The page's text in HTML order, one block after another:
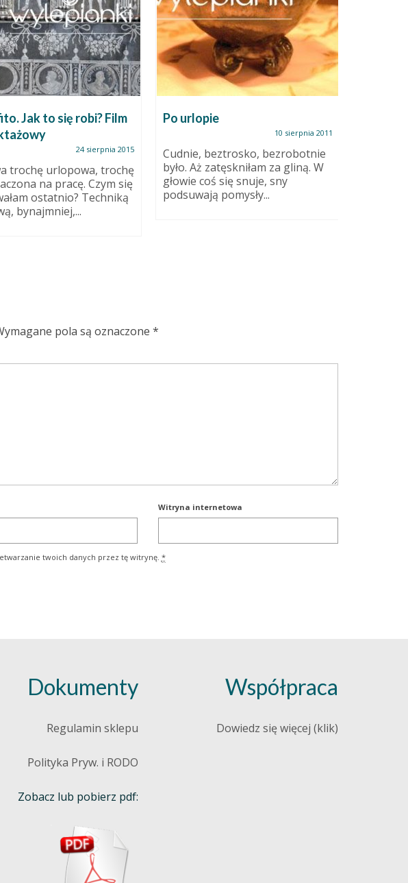
Jak to się robi? Film
24 sierpnia 2015
trochę urlopowa, trochę
na pracę. Czym się
ostatnio? Techniką
bynajmniej,...
Po urlopie
10 sierpnia 2011
Cudnie, beztrosko, bezrobotnie
było. Aż zatęskniłam za gliną. W
głowie coś się snuje, sny
podsuwają pomysły...
pola są oznaczone *
Witryna internetowa
twoich danych przez tę witrynę. *
Dokumenty
Regulamin sklepu
Polityka Pryw. i RODO
Zobacz lub pobierz pdf:
Współpraca
Dowiedz się więcej (klik)